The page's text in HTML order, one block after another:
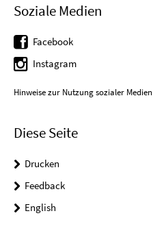
Soziale Medien
Facebook
Instagram
Hinweise zur Nutzung sozialer Medien
Diese Seite
Drucken
Feedback
English